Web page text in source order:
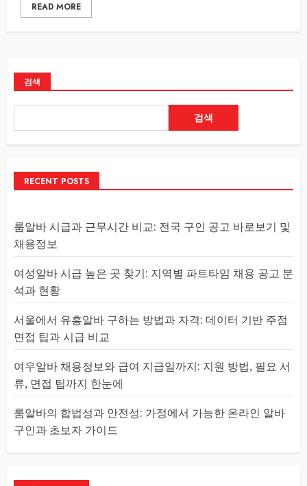
READ MORE
검색
검색
RECENT POSTS
룸알바 시급과 근무시간 비교: 전국 구인 공고 바로보기 및
채용정보
여성알바 시급 높은 곳 찾기: 지역별 파트타임 채용 공고 분
석과 현황
서울에서 유흥알바 구하는 방법과 자격: 데이터 기반 주점
면접 팁과 시급 비교
여우알바 채용정보와 급여 지급일까지: 지원 방법, 필요 서
류, 면접 팁까지 한눈에
룸알바의 합법성과 안전성: 가정에서 가능한 온라인 알바
구인과 초보자 가이드